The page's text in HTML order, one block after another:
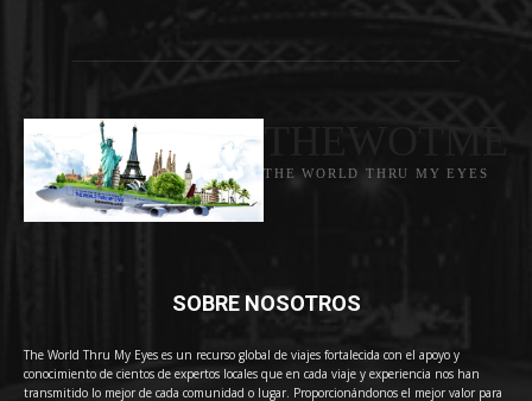
THE WORLD THRU MY EYES
SOBRE NOSOTROS
The World Thru My Eyes es un recurso global de viajes fortalecida con el apoyo y
conocimiento de cientos de expertos locales que en cada viaje y experiencia nos han
transmitido lo mejor de cada comunidad o lugar. Proporcionándonos el mejor valor para